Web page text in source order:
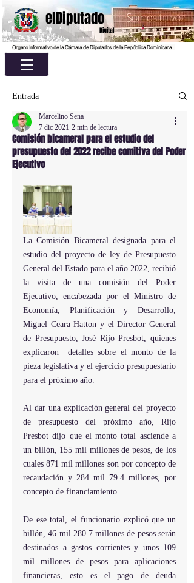
elDiputado
Digital
Organo Informativo de la Cámara de Diputados de la República Dominicana
Entrada
Comisión bicameral para el estudio del
presupuesto del 2022 recibe comitiva del Poder
Ejecutivo
Marcelino Sena
7 dic 2021 2 min de lectura
La Comisión Bicameral designada para el
estudio del proyecto de ley de Presupuesto
General del Estado para el año 2022, recibió
la visita de una comisión del Poder
Ejecutivo, encabezada por el Ministro de
Economía, Planificación y Desarrollo,
Miguel Ceara Hatton y el Director General
de Presupuesto, José Rijo Presbot, quienes
explicaron  detalles sobre el monto de la
pieza legislativa y el ejercicio presupuestario
para el próximo año.
Al dar una explicación general del proyecto
de presupuesto del próximo año, Rijo
Presbot dijo que el monto total asciende a
un billón, 155 mil millones de pesos, de los
cuales 871 mil millones son por concepto de
recaudación y 284 mil 79.4 millones, por
concepto de financiamiento.
De ese total, el funcionario explicó que un
billón, 46 mil 280.7 millones de pesos serán
destinados a gastos corrientes y unos 109
mil millones de pesos para aplicaciones
financieras, esto es el pago de deuda